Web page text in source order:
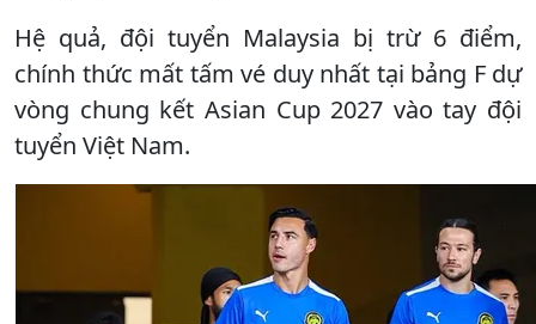
Hệ quả, đội tuyển Malaysia bị trừ 6 điểm,
chính thức mất tấm vé duy nhất tại bảng F dự
vòng chung kết Asian Cup 2027 vào tay đội
tuyển Việt Nam.